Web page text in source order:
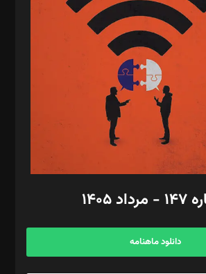
آرش برهمند، یسنا امان‌پور، سروش کرمیان،
رجبی، زهرا فکرانه، فائزه فتحی
شفیعی، مانی لطفی زاده
ثابت
برید‌
محمد‌ کاظمی‌نیا
۱۴۰۵
دانلود ماهنامه